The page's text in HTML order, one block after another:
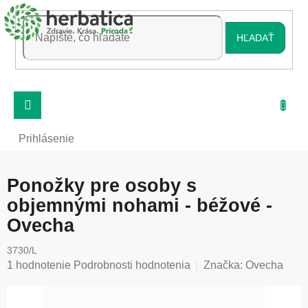
Prejsť
na
obsah
HĽADAŤ
Prihlásenie
Ponožky pre osoby s
objemnými nohami - béžové -
Ovecha
3730/L
Priemerné
1 hodnotenie Podrobnosti hodnotenia Značka: Ovecha